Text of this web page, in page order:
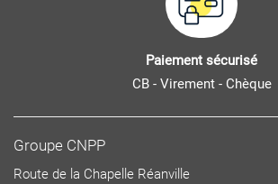
Paiement sécurisé
CB - Virement - Chèque
Groupe CNPP
Route de la Chapelle Réanville